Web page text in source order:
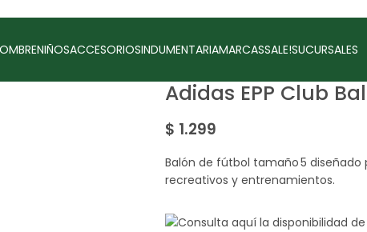
NIÑOSACCESORIOSINDUMENTARIAMARCASSALE!SUCURSALES
Adidas EPP Club
$ 1.299
Balón de fútbol tamaño 5
recreativos y entrenamientos.